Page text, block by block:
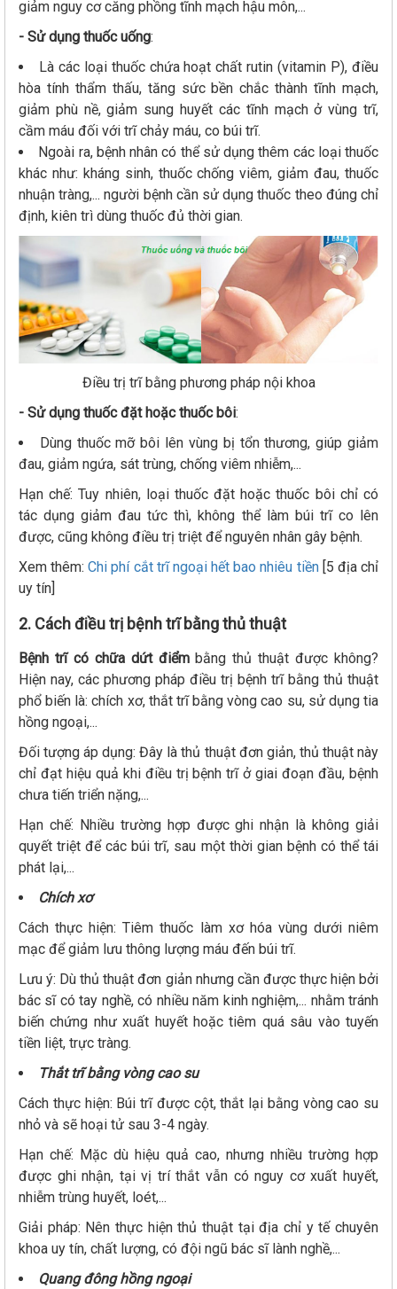
giảm nguy cơ căng phồng tĩnh mạch hậu môn,...
- Sử dụng thuốc uống:
Là các loại thuốc chứa hoạt chất rutin (vitamin P), điều
hòa tính thẩm thấu, tăng sức bền chắc thành tĩnh mạch,
giảm phù nề, giảm sung huyết các tĩnh mạch ở vùng trĩ,
cầm máu đối với trĩ chảy máu, co búi trĩ.
Ngoài ra, bệnh nhân có thể sử dụng thêm các loại thuốc
khác như: kháng sinh, thuốc chống viêm, giảm đau, thuốc
nhuận tràng,... người bệnh cần sử dụng thuốc theo đúng chỉ
định, kiên trì dùng thuốc đủ thời gian.
Điều trị trĩ bằng phương pháp nội khoa
- Sử dụng thuốc đặt hoặc thuốc bôi:
Dùng thuốc mỡ bôi lên vùng bị tổn thương, giúp giảm
đau, giảm ngứa, sát trùng, chống viêm nhiễm,...
Hạn chế: Tuy nhiên, loại thuốc đặt hoặc thuốc bôi chỉ có
tác dụng giảm đau tức thì, không thể làm búi trĩ co lên
được, cũng không điều trị triệt để nguyên nhân gây bệnh.
Xem thêm:Chi phí cắt trĩ ngoại hết bao nhiêu tiền[5 địa chỉ
uy tín]
2. Cách điều trị bệnh trĩ bằng thủ thuật
Bệnh trĩ có chữa dứt điểmbằng thủ thuật được không?
Hiện nay, các phương pháp điều trị bệnh trĩ bằng thủ thuật
phổ biến là: chích xơ, thắt trĩ bằng vòng cao su, sử dụng tia
hồng ngoại,...
Đối tượng áp dụng: Đây là thủ thuật đơn giản, thủ thuật này
chỉ đạt hiệu quả khi điều trị bệnh trĩ ở giai đoạn đầu, bệnh
chưa tiến triển nặng,...
Hạn chế: Nhiều trường hợp được ghi nhận là không giải
quyết triệt để các búi trĩ, sau một thời gian bệnh có thể tái
phát lại,...
Chích xơ
Cách thực hiện: Tiêm thuốc làm xơ hóa vùng dưới niêm
mạc để giảm lưu thông lượng máu đến búi trĩ.
Lưu ý: Dù thủ thuật đơn giản nhưng cần được thực hiện bởi
bác sĩ có tay nghề, có nhiều năm kinh nghiệm,... nhằm tránh
biến chứng như xuất huyết hoặc tiêm quá sâu vào tuyến
tiền liệt, trực tràng.
Thắt trĩ bằng vòng cao su
Cách thực hiện: Búi trĩ được cột, thắt lại bằng vòng cao su
nhỏ và sẽ hoại tử sau 3-4 ngày.
Hạn chế: Mặc dù hiệu quả cao, nhưng nhiều trường hợp
được ghi nhận, tại vị trí thắt vẫn có nguy cơ xuất huyết,
nhiễm trùng huyết, loét,...
Giải pháp: Nên thực hiện thủ thuật tại địa chỉ y tế chuyên
khoa uy tín, chất lượng, có đội ngũ bác sĩ lành nghề,...
Quang đông hồng ngoại